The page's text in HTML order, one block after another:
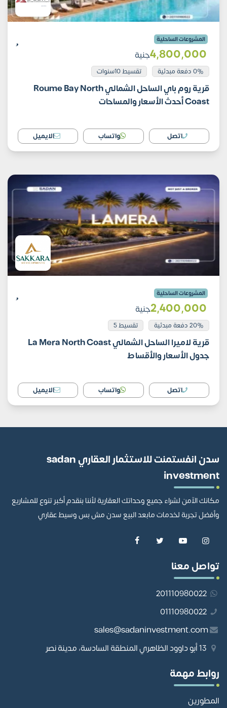
المشروعات الساحلية
4٬800٬000جنية
0% دفعة مبدئية تقسيط 10سنوات
قرية روم باي الساحل الشمالي Roume Bay North
Coast أحدث الأسعار والمساحات
اتصل واتساب الايميل
المشروعات الساحلية
2٬400٬000جنية
20% دفعة مبدئية تقسيط 5
قرية لاميرا الساحل الشمالي La Mera North Coast
جدول الأسعار والأقساط
اتصل واتساب الايميل
سدن انفستمنت للاستثمار العقاري sadan
investment
مكانك الآمن لشراء جميع وحداتك العقارية لأننا بنقدم أكبر تنوع للمشاريع
وأفضل تجربة لخدمات مابعد البيع سدن مش بس وسيط عقاري
تواصل معنا
201110980022
01110980022
sales@sadaninvestment.com
روابط مهمة
المطورين